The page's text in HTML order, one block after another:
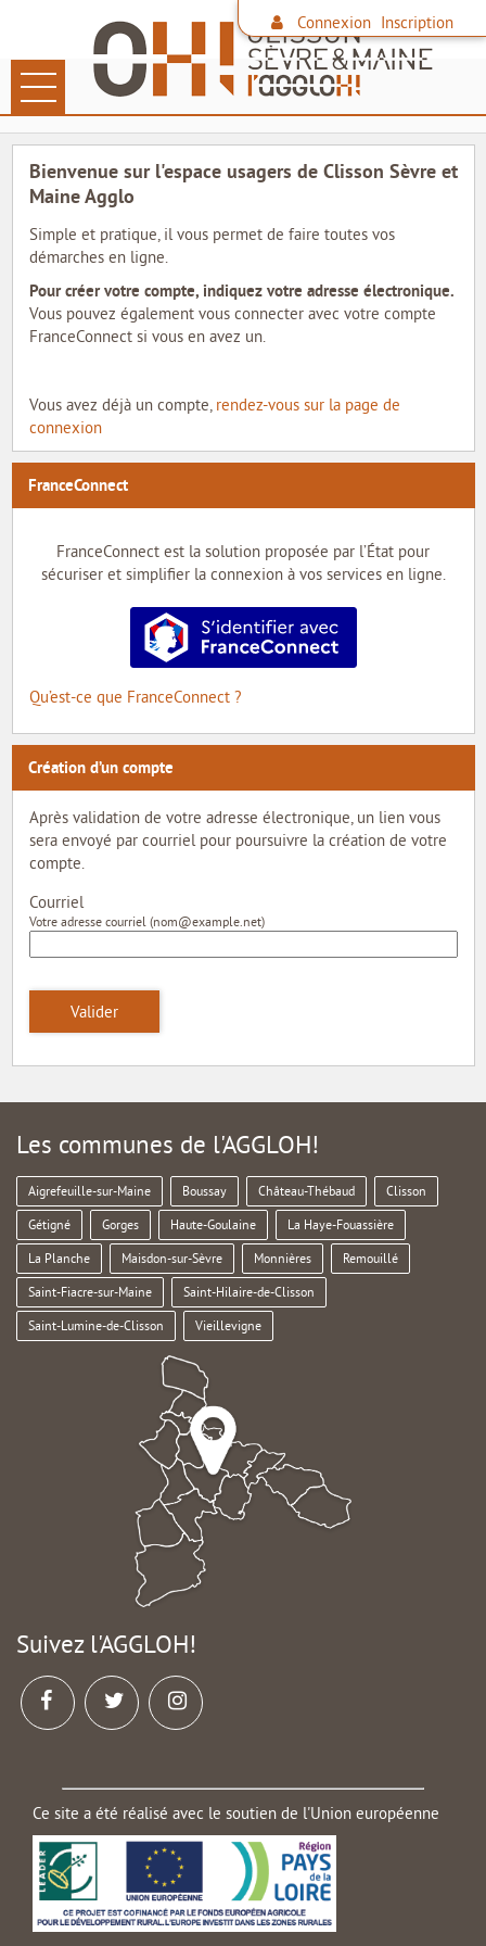
Connexion Inscription
Ouvrir le menu
LES DÉMARCHES
PAIEMENT EN LIGNE
DÉCHETS
FAMILLE
CONTACTER L'AGGLO
SITE DE L'AGGLO
MON COMPTE
MON PROFIL
MON PORTE-DOCUMENTS
INTERNE
Bienvenue sur l'espace usagers de Clisson Sèvre et
Maine Agglo
Simple et pratique, il vous permet de faire toutes vos
démarches en ligne.
Pour créer votre compte, indiquez votre adresse électronique.
Vous pouvez également vous connecter avec votre compte
FranceConnect si vous en avez un.
Vous avez déjà un compte, rendez-vous sur la page de
connexion
FranceConnect
FranceConnect est la solution proposée par l’État pour
sécuriser et simplifier la connexion à vos services en ligne.
S’identifier avec FranceConnect
Qu’est-ce que FranceConnect ?
Création d’un compte
Après validation de votre adresse électronique, un lien vous
sera envoyé par courriel pour poursuivre la création de votre
compte.
Courriel
Votre adresse courriel (nom@example.net)
Valider
Les communes de l'AGGLOH!
Aigrefeuille-sur-Maine Boussay Château-Thébaud Clisson
Gétigné Gorges Haute-Goulaine La Haye-Fouassière
La Planche Maisdon-sur-Sèvre Monnières Remouillé
Saint-Fiacre-sur-Maine Saint-Hilaire-de-Clisson
Saint-Lumine-de-Clisson Vieillevigne
Suivez l'AGGLOH!
Ce site a été réalisé avec le soutien de l'Union européenne